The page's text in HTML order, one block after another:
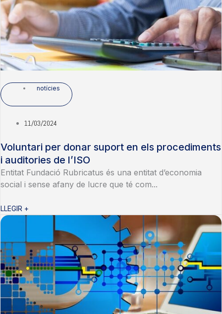
notícies
11/03/2024
Voluntari per donar suport en els procediments
i auditories de l’ISO
Entitat Fundació Rubricatus és una entitat d’economia
social i sense afany de lucre que té com...
LLEGIR +